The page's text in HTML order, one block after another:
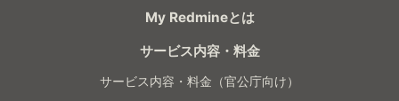
My Redmineとは
サービス内容・料金
サービス内容・料金（官公庁向け）